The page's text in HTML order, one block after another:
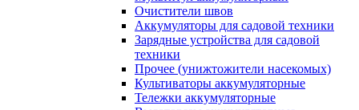
Очистители швов
Аккумуляторы для садовой техники
Зарядные устройства для садовой
техники
Прочее (унижтожители насекомых)
Культиваторы аккумуляторные
Тележки аккумуляторные